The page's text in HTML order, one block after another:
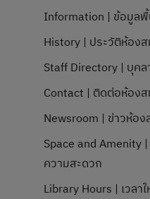
Information | ข้อมูล
History | ประวัติห้อง
Staff Directory | บุคล
Contact | ติดต่อห้อง
Newsroom | ข่าวห้อ
Space and Amenity
ความสะดวก
Library Hours | เวลา